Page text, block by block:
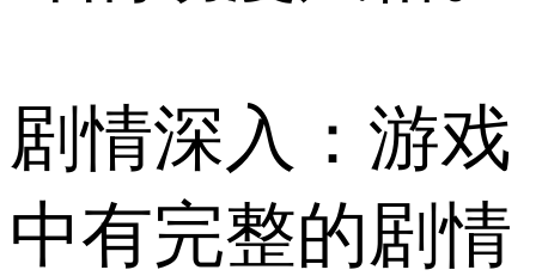
剧情深入：游戏
中有完整的剧情